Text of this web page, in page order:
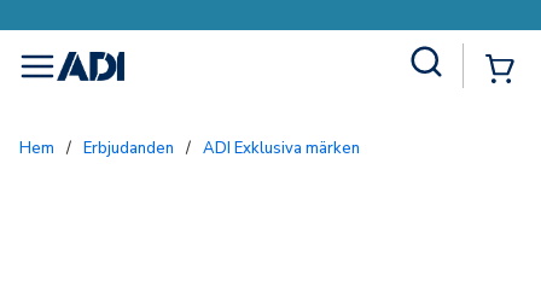
menu
Hem / Erbjudanden / ADI Exklusiva märken